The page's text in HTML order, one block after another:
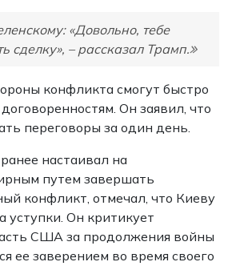
«Довольно, тебе
сделку», – рассказал Трамп.
конфликта смогут быстро
Он заявил, что
переговоры за один день.
настаивал на
путем завершать
конфликт, отмечал, что Киеву
уступки. Он критикует
США за продолжения войны
ее заверением во время своего